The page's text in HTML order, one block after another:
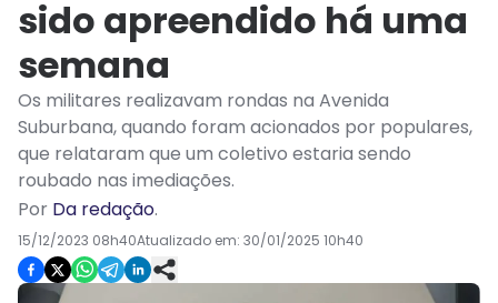
sido apreendido há uma
semana
Os militares realizavam rondas na Avenida
Suburbana, quando foram acionados por populares,
que relataram que um coletivo estaria sendo
roubado nas imediações.
Por Da redação.
15/12/2023 08h40Atualizado em: 30/01/2025 10h40